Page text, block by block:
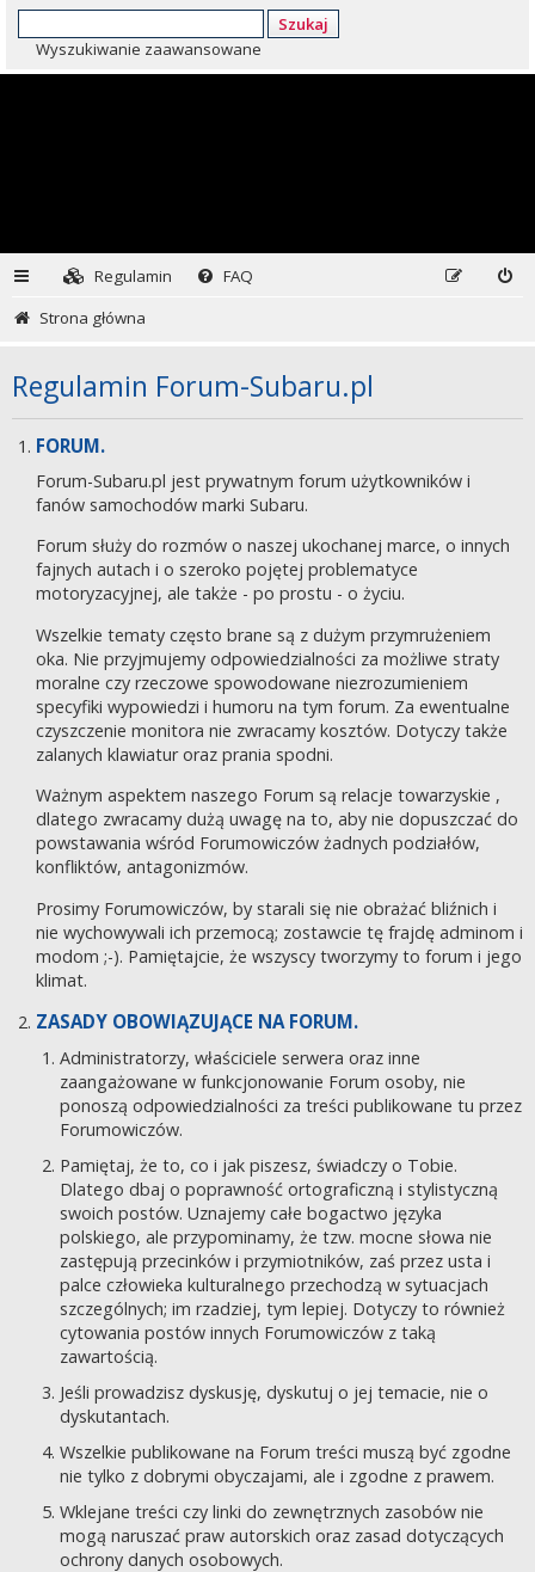
Szukaj
Wyszukiwanie zaawansowane
Regulamin
FAQ
Strona główna
Regulamin Forum-Subaru.pl
FORUM.
Forum-Subaru.pl jest prywatnym forum użytkowników i
fanów samochodów marki Subaru.
Forum służy do rozmów o naszej ukochanej marce, o innych
fajnych autach i o szeroko pojętej problematyce
motoryzacyjnej, ale także - po prostu - o życiu.
Wszelkie tematy często brane są z dużym przymrużeniem
oka. Nie przyjmujemy odpowiedzialności za możliwe straty
moralne czy rzeczowe spowodowane niezrozumieniem
specyfiki wypowiedzi i humoru na tym forum. Za ewentualne
czyszczenie monitora nie zwracamy kosztów. Dotyczy także
zalanych klawiatur oraz prania spodni.
Ważnym aspektem naszego Forum są relacje towarzyskie ,
dlatego zwracamy dużą uwagę na to, aby nie dopuszczać do
powstawania wśród Forumowiczów żadnych podziałów,
konfliktów, antagonizmów.
Prosimy Forumowiczów, by starali się nie obrażać bliźnich i
nie wychowywali ich przemocą; zostawcie tę frajdę adminom i
modom ;-). Pamiętajcie, że wszyscy tworzymy to forum i jego
klimat.
ZASADY OBOWIĄZUJĄCE NA FORUM.
Administratorzy, właściciele serwera oraz inne
zaangażowane w funkcjonowanie Forum osoby, nie
ponoszą odpowiedzialności za treści publikowane tu przez
Forumowiczów.
Pamiętaj, że to, co i jak piszesz, świadczy o Tobie.
Dlatego dbaj o poprawność ortograficzną i stylistyczną
swoich postów. Uznajemy całe bogactwo języka
polskiego, ale przypominamy, że tzw. mocne słowa nie
zastępują przecinków i przymiotników, zaś przez usta i
palce człowieka kulturalnego przechodzą w sytuacjach
szczególnych; im rzadziej, tym lepiej. Dotyczy to również
cytowania postów innych Forumowiczów z taką
zawartością.
Jeśli prowadzisz dyskusję, dyskutuj o jej temacie, nie o
dyskutantach.
Wszelkie publikowane na Forum treści muszą być zgodne
nie tylko z dobrymi obyczajami, ale i zgodne z prawem.
Wklejane treści czy linki do zewnętrznych zasobów nie
mogą naruszać praw autorskich oraz zasad dotyczących
ochrony danych osobowych.